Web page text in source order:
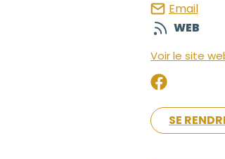
Email
WEB
Voir le site
SE